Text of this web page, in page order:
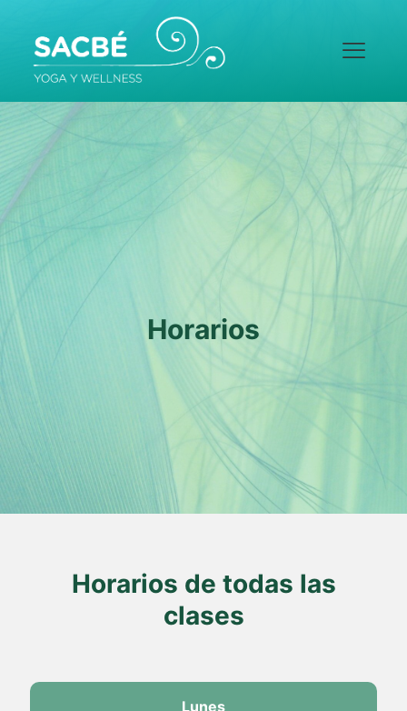
Horarios
Horarios de todas las
clases
Lunes